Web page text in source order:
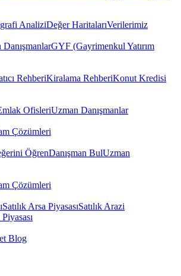
AnaliziDeğer HaritalarıVerilerimiz
DanışmanlarGYF (Gayrimenkul Yatırım
RehberiKiralama RehberiKonut Kredisi
OfisleriUzman Danışmanlar
Çözümleri
ÖğrenDanışman BulUzman
Çözümleri
Satılık Arsa PiyasasıSatılık Arazi
Blog